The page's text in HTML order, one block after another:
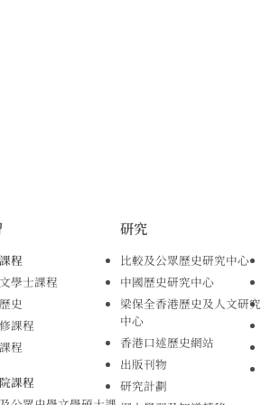
程
學士課程
史
課程
程
課程
研究
比較及公眾歷史研究中心
中國歷史研究中心
梁保全香港歷史及人文研究
中心
香港口述歷史網站
出版刊物
研究計劃